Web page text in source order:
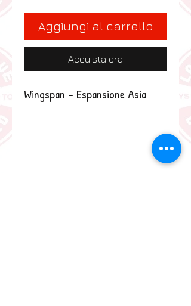
Aggiungi al carrello
Acquista ora
Wingspan - Espansione Asia